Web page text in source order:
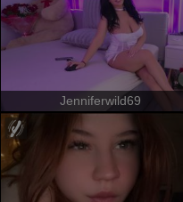
Jenniferwild69